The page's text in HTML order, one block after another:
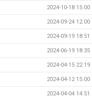
2024-10-18 15:00
2024-09-24 12:00
2024-09-19 18:51
2024-06-19 18:35
2024-04-15 22:19
2024-04-12 15:00
2024-04-04 14:51